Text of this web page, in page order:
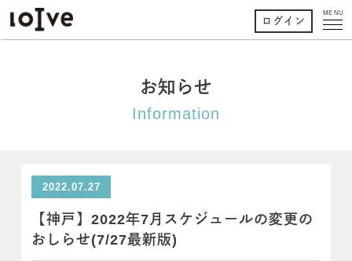
MENU
ログイン
お知らせ
Information
2022.07.27
【神戸】2022年7月スケジュールの変更の
おしらせ(7/27最新版)